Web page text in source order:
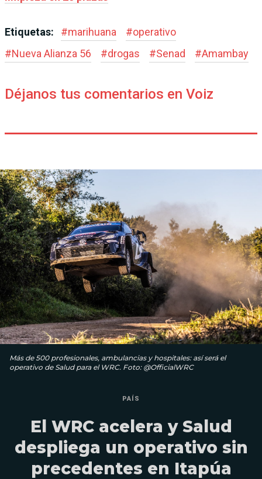
Etiquetas: #marihuana #operativo
#Nueva Alianza 56 #drogas #Senad #Amambay
Déjanos tus comentarios en Voiz
Más de 500 profesionales, ambulancias y hospitales: así será el
operativo de Salud para el WRC. Foto: @OfficialWRC
PAÍS
El WRC acelera y Salud
despliega un operativo sin
precedentes en Itapúa